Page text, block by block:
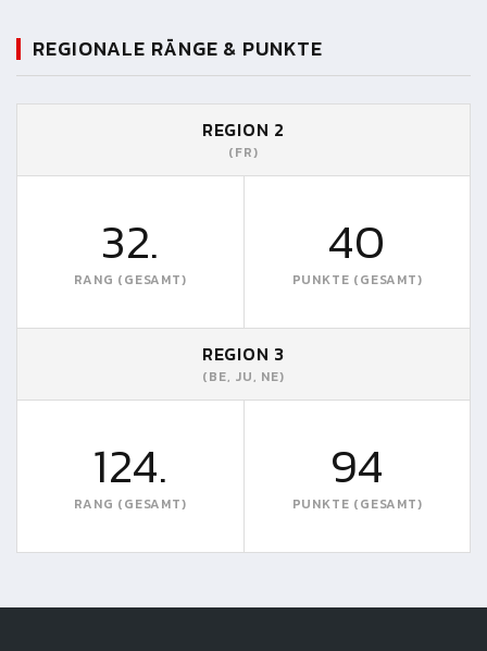
REGIONALE RÄNGE & PUNKTE
REGION 2
(FR)
32.
RANG (GESAMT)
40
PUNKTE (GESAMT)
REGION 3
(BE, JU, NE)
124.
RANG (GESAMT)
94
PUNKTE (GESAMT)